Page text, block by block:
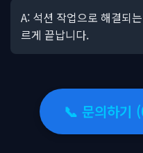
A: 석션 작업으로 해결되
르게 끝납니다.
📞 문의하